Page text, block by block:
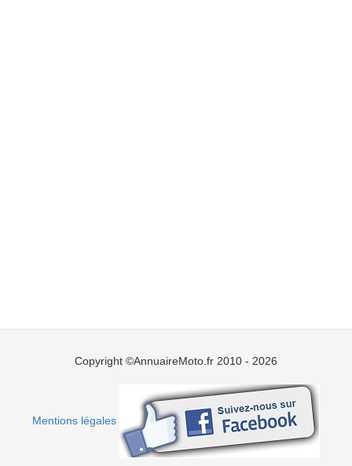
Copyright ©AnnuaireMoto.fr 2010 - 2026
Mentions légales